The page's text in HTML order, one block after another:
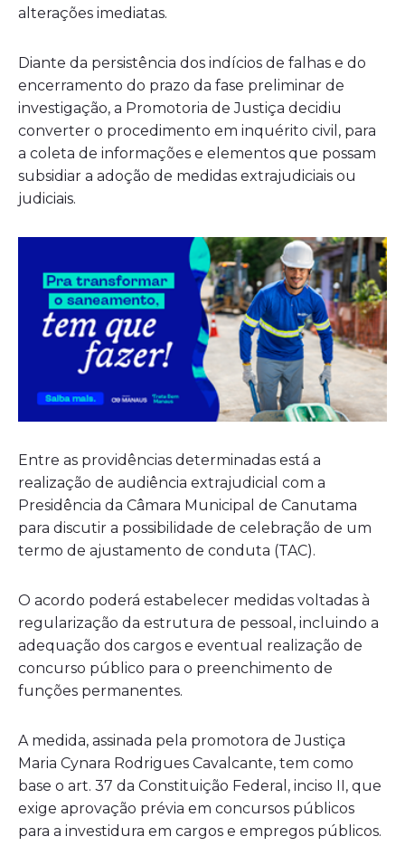
alterações imediatas.
Diante da persistência dos indícios de falhas e do
encerramento do prazo da fase preliminar de
investigação, a Promotoria de Justiça decidiu
converter o procedimento em inquérito civil, para
a coleta de informações e elementos que possam
subsidiar a adoção de medidas extrajudiciais ou
judiciais.
Entre as providências determinadas está a
realização de audiência extrajudicial com a
Presidência da Câmara Municipal de Canutama
para discutir a possibilidade de celebração de um
termo de ajustamento de conduta (TAC).
O acordo poderá estabelecer medidas voltadas à
regularização da estrutura de pessoal, incluindo a
adequação dos cargos e eventual realização de
concurso público para o preenchimento de
funções permanentes.
A medida, assinada pela promotora de Justiça
Maria Cynara Rodrigues Cavalcante, tem como
base o art. 37 da Constituição Federal, inciso II, que
exige aprovação prévia em concursos públicos
para a investidura em cargos e empregos públicos.